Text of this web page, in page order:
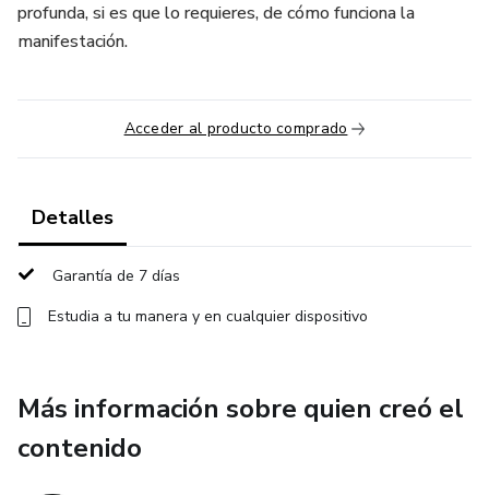
profunda, si es que lo requieres, de cómo funciona la
manifestación.
Acceder al producto comprado
Detalles
Garantía de 7 días
Estudia a tu manera y en cualquier dispositivo
Más información sobre quien creó el
contenido